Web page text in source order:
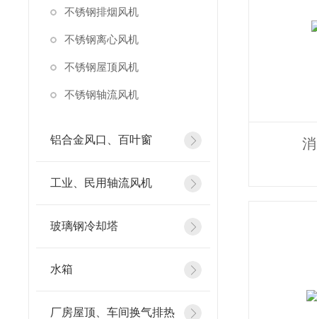
不锈钢排烟风机
不锈钢离心风机
不锈钢屋顶风机
不锈钢轴流风机
铝合金风口、百叶窗
工业、民用轴流风机
玻璃钢冷却塔
水箱
厂房屋顶、车间换气排热